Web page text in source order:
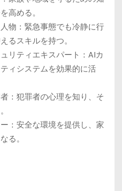
高める。
物：緊急事態でも冷静に行
るスキルを持つ。
リティエキスパート：AIカ
ィシステムを効果的に活
：犯罪者の心理を知り、そ
：安全な環境を提供し、家
る。